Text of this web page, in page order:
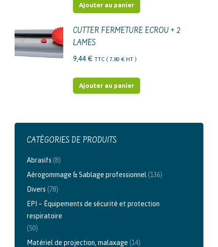
Ajouter au panier
CUTTER FERMETURE ECROU + 2
LAMES
9,44 € TTC ( 7,80 € HT )
Ajouter au panier
CATÉGORIES DE PRODUITS
Abrasifs (8)
Aérogommage & Sablage professionnel (136)
Divers (78)
EPI – Équipements de sécurité et protection
respiratoire
(50)
Matériel de projection, malaxage (14)